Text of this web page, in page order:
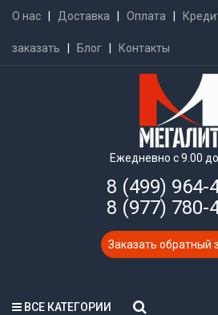
О нас Доставка Оплата
заказать Блог Контакты
Ежедневно с 9.00
8 (499) 964-
8 (977) 780-
Заказать обратный
ВСЕ КАТЕГОРИИ